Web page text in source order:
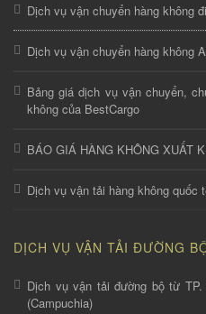
Dịch vụ vận chuyển hàng không
Dịch vụ vận chuyển hàng không
Bảng giá dịch vụ vận chuyển,
không của BestCargo
BÁO GIÁ HÀNG KHÔNG XUẤT
Dịch vụ vận tải hàng không quốc
DỊCH VỤ VẬN TẢI ĐƯỜNG
Dịch vụ vận tải đường bộ từ
(Campuchia)